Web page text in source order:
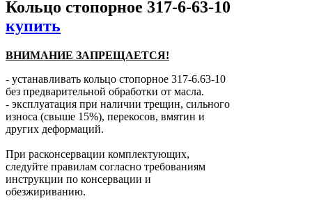
Кольцо стопорное 317-6-63-10
купить
ВНИМАНИЕ ЗАПРЕЩАЕТСЯ!
- устанавливать кольцо стопорное 317-6.63-10
без предварительной обработки от масла.
- эксплуатация при наличии трещин, сильного
износа (свыше 15%), перекосов, вмятин и
других деформаций.
При расконсервации комплектующих,
следуйте правилам согласно требованиям
инструкции по консервации и
обезжириванию.